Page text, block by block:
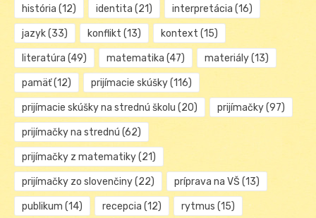
história (12) identita (21) interpretácia (16)
jazyk(33) konflikt (13) kontext (15)
literatúra (49) matematika (47) materiály(13)
pamäť(12) prijímacie skúšky(116)
prijímacie skúšky na strednú školu (20) prijímačky(97)
prijímačky na strednú (62)
prijímačky z matematiky(21)
prijímačky zo slovenčiny(22) príprava na VŠ (13)
publikum (14) recepcia (12) rytmus (15)